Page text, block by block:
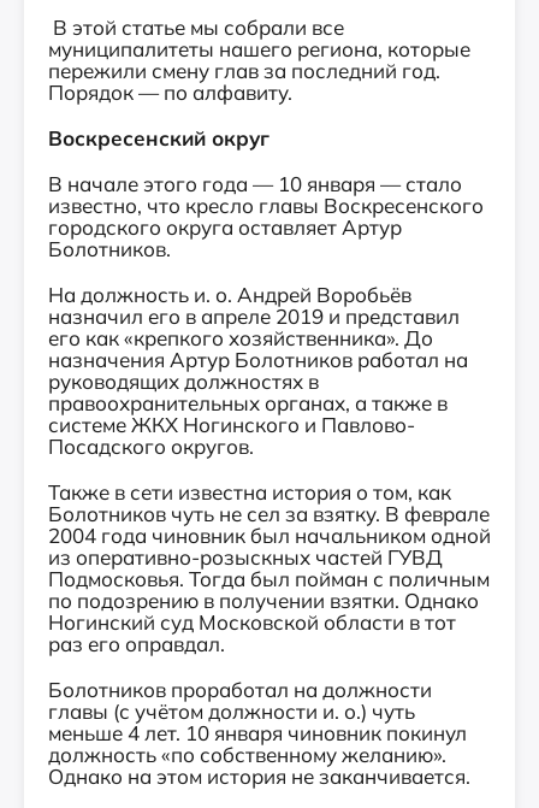
В этой статье мы собрали все
муниципалитеты нашего региона, которые
пережили смену глав за последний год.
Порядок — по алфавиту.
Воскресенский округ
В начале этого года — 10 января — стало
известно, что кресло главы Воскресенского
городского округа оставляет Артур
Болотников.
На должность и. о. Андрей Воробьёв
назначил его в апреле 2019 и представил
его как «крепкого хозяйственника». До
назначения Артур Болотников работал на
руководящих должностях в
правоохранительных органах, а также в
системе ЖКХ Ногинского и Павлово-
Посадского округов.
Также в сети известна история о том, как
Болотников чуть не сел за взятку. В феврале
2004 года чиновник был начальником одной
из оперативно-розыскных частей ГУВД
Подмосковья. Тогда был пойман с поличным
по подозрению в получении взятки. Однако
Ногинский суд Московской области в тот
раз его оправдал.
Болотников проработал на должности
главы (с учётом должности и. о.) чуть
меньше 4 лет. 10 января чиновник покинул
должность «по собственному желанию».
Однако на этом история не заканчивается.